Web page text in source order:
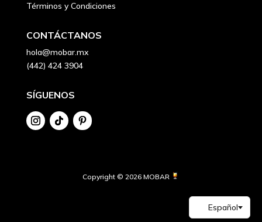
Términos y Condiciones
CONTÁCTANOS
hola@mobar.mx
(442) 424 3904
SÍGUENOS
Copyright © 2026 MOBAR